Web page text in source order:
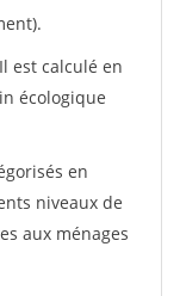
est calculé en
écologique
en
niveaux de
aux ménages